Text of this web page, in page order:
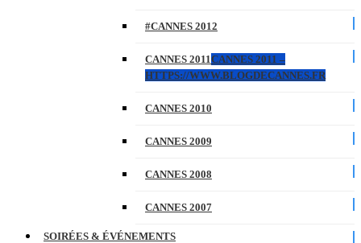
#CANNES 2012
CANNES 2011CANNES 2011 –
HTTPS://WWW.BLOGDECANNES.FR
CANNES 2010
CANNES 2009
CANNES 2008
CANNES 2007
SOIRÉES & ÉVÉNEMENTS